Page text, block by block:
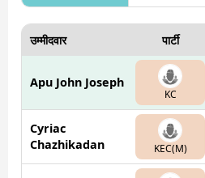
उम्मीदवार पार्टी
Apu John Joseph
KC
Cyriac
Chazhikadan
KEC(M)